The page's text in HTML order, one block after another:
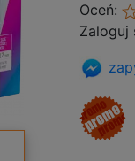
Oceń:
Zaloguj